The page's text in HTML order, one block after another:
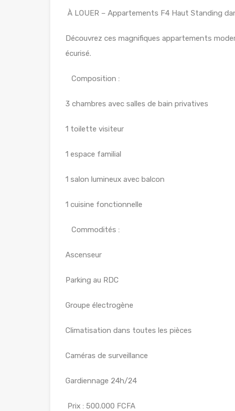
À LOUER – Appartements F4 Haut Standing
Découvrez ces magnifiques appartements
écurisé.
Composition :
3 chambres avec salles de bain privatives
1 toilette visiteur
1 espace familial
1 salon lumineux avec balcon
1 cuisine fonctionnelle
Commodités :
Ascenseur
Parking au RDC
Groupe électrogène
Climatisation dans toutes les pièces
Caméras de surveillance
Gardiennage 24h/24
Prix : 500.000 FCFA